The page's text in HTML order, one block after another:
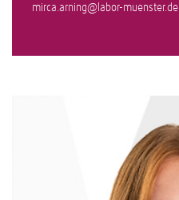
mirca.arning@labor-muenster.de